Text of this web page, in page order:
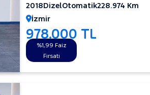
2018DizelOtomatik228.974 Km
İzmir
978.000 TL
%1,99 Faiz
Fırsatı